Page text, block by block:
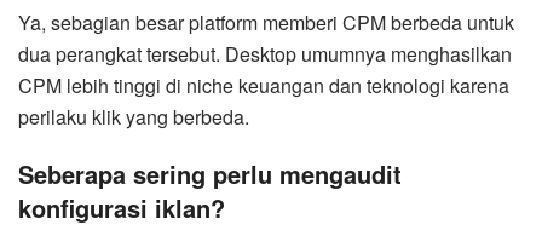
Ya, sebagian besar platform memberi CPM berbeda untuk
dua perangkat tersebut. Desktop umumnya menghasilkan
CPM lebih tinggi di niche keuangan dan teknologi karena
perilaku klik yang berbeda.
Seberapa sering perlu mengaudit
konfigurasi iklan?